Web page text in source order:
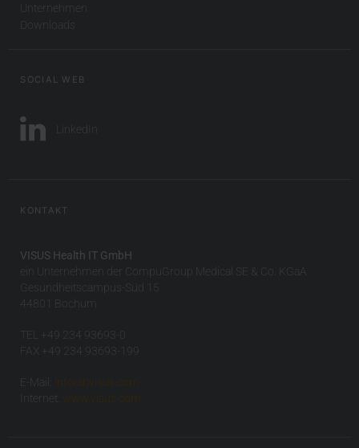
Unternehmen
Downloads
SOCIAL WEB
LinkedIn
KONTAKT
VISUS Health IT GmbH
ein Unternehmen der CompuGroup Medical SE & Co. KGaA
Gesundheitscampus-Süd 15
44801 Bochum
TEL +49 234 93693-0
FAX +49 234 93693-199
E-Mail:
info(at)visus.com
Internet:
www.visus.com